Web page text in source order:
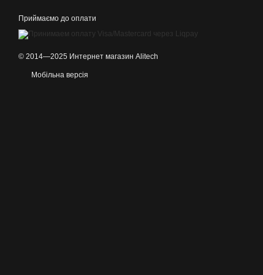
Приймаємо до оплати
© 2014—2025 Интернет магазин Alitech
Мобільна версія